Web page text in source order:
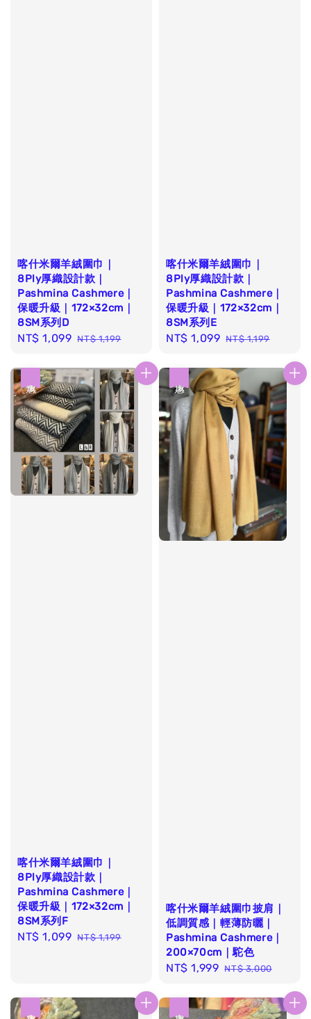
喀什米爾羊絨圍巾｜
8Ply厚織設計款｜
Pashmina Cashmere｜
保暖升級｜172×32cm｜
8SM系列D
Sale
NT$ 1,099 Regular
NT$ 1,199
喀什米爾羊絨圍巾｜
8Ply厚織設計款｜
Pashmina Cashmere｜
保暖升級｜172×32cm｜
8SM系列E
Sale
NT$ 1,099 Regular
NT$ 1,199
喀什米爾羊絨圍巾｜
8Ply厚織設計款｜
Pashmina Cashmere｜
保暖升級｜172×32cm｜
8SM系列F
Sale
NT$ 1,099 Regular
NT$ 1,199
喀什米爾羊絨圍巾披肩｜
低調質感｜輕薄防曬｜
Pashmina Cashmere｜
200×70cm｜駝色
Sale
NT$ 1,999 Regular
NT$ 3,000